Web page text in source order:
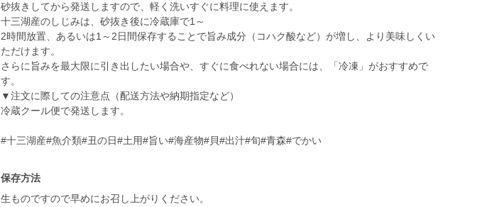
砂抜きしてから発送しますので、軽く洗いすぐに料理に使えます。
十三湖産のしじみは、砂抜き後に冷蔵庫で1～
2時間放置、あるいは1～2日間保存することで旨み成分（コハク酸など）が増し、より美味しくい
ただけます。
さらに旨みを最大限に引き出したい場合や、すぐに食べれない場合には、「冷凍」がおすすめで
す。
▼注文に際しての注意点（配送方法や納期指定など）
冷蔵クール便で発送します。
#十三湖産#魚介類#丑の日#土用#旨い#海産物#貝#出汁#旬#青森#でかい
保存方法
生ものですので早めにお召し上がりください。